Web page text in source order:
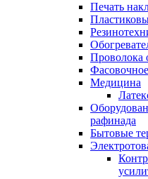
Печать
Проволока
Медицина
рафинада
Бытовые